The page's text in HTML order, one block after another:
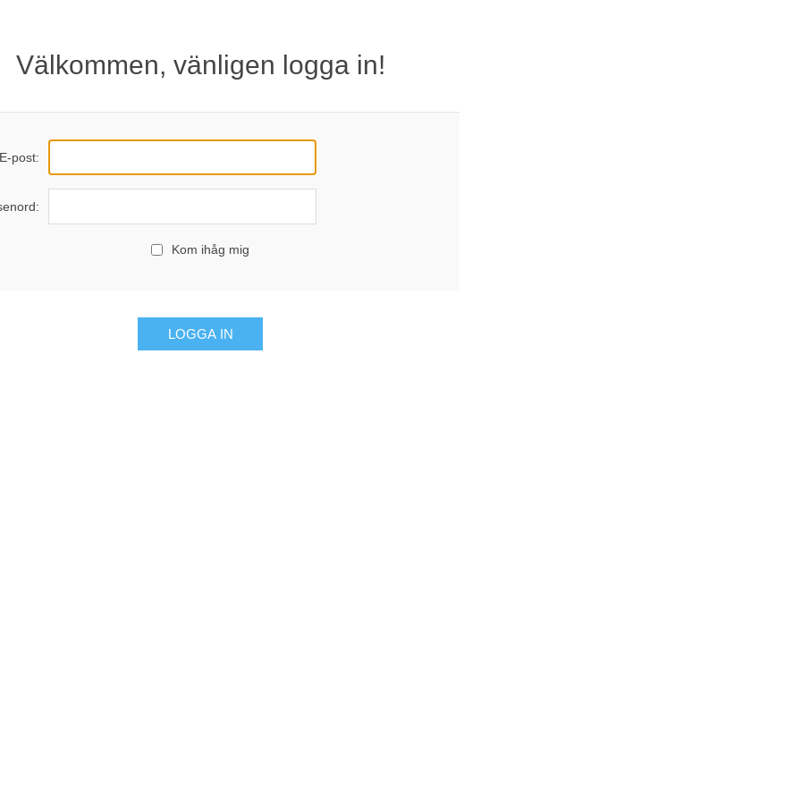
Välkommen, vänligen logga in!
E-post:
Kom ihåg mig
LOGGA IN